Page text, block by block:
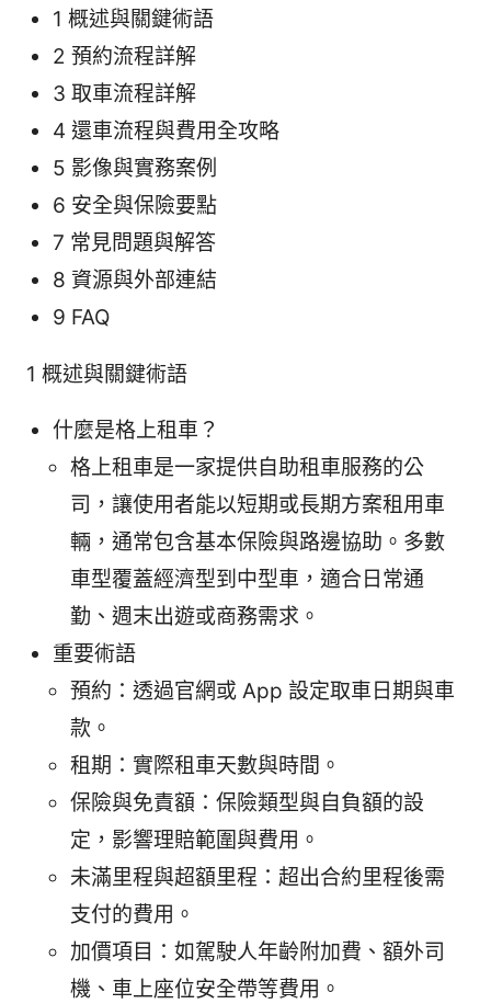
1 概述與關鍵術語
2 預約流程詳解
3 取車流程詳解
4 還車流程與費用全攻略
5 影像與實務案例
6 安全與保險要點
7 常見問題與解答
8 資源與外部連結
9 FAQ
1 概述與關鍵術語
什麼是格上租車？
格上租車是一家提供自助租車服務的公
司，讓使用者能以短期或長期方案租用車
輛，通常包含基本保險與路邊協助。多數
車型覆蓋經濟型到中型車，適合日常通
勤、週末出遊或商務需求。
重要術語
預約：透過官網或 App 設定取車日期與車
款。
租期：實際租車天數與時間。
保險與免責額：保險類型與自負額的設
定，影響理賠範圍與費用。
未滿里程與超額里程：超出合約里程後需
支付的費用。
加價項目：如駕駛人年齡附加費、額外司
機、車上座位安全帶等費用。